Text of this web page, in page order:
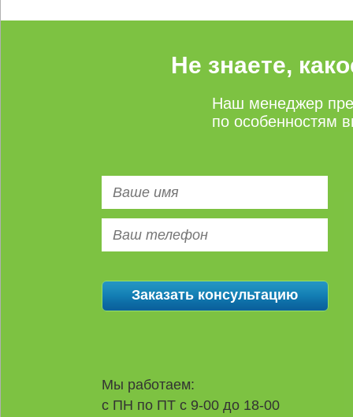
Не знаете,
Наш менеджер
по особенностям
Мы работаем:
с ПН по ПТ с 9-00 до 18-00